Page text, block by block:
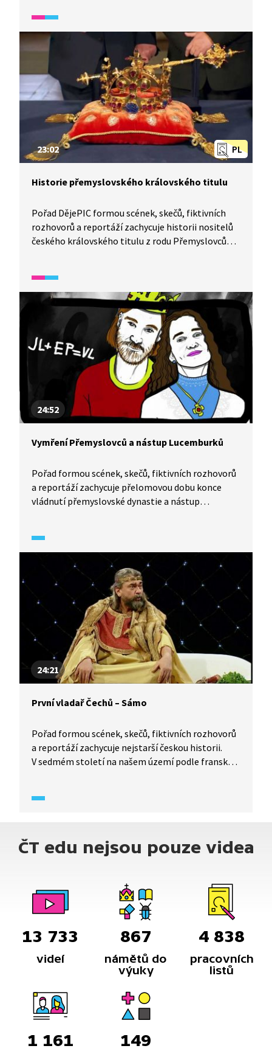
PL
23:02
Historie přemyslovského královského titulu
Pořad DějePIC formou scének, skečů, fiktivních
rozhovorů a reportáží zachycuje historii nositelů
českého královského titulu z rodu Přemyslovců
a erbů.
24:52
Vymření Přemyslovců a nástup Lucemburků
Pořad formou scének, skečů, fiktivních rozhovorů
a reportáží zachycuje přelomovou dobu konce
vládnutí přemyslovské dynastie a nástup
v českém království za prvního lucemburského
24:21
První vladař Čechů – Sámo
Pořad formou scének, skečů, fiktivních rozhovorů
a reportáží zachycuje nejstarší českou historii.
V sedmém století na našem území podle franské
ČT edu nejsou pouze videa
13 733
videí
867
námětů do
výuky
4 838
pracovních
listů
1 161 149